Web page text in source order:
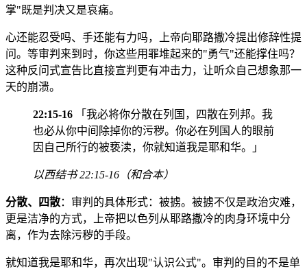
掌"既是判决又是哀痛。
心还能忍受吗、手还能有力吗，上帝向耶路撒冷提出修辞性提
问。等审判来到时，你这些用罪堆起来的"勇气"还能撑住吗？
这种反问式宣告比直接宣判更有冲击力，让听众自己想象那一
天的崩溃。
22:15-16 「我必将你分散在列国，四散在列邦。我
也必从你中间除掉你的污秽。你必在列国人的眼前
因自己所行的被亵渎，你就知道我是耶和华。」
以西结书 22:15-16（和合本）
分散、四散：审判的具体形式：被掳。被掳不仅是政治灾难，
更是洁净的方式，上帝把以色列从耶路撒冷的肉身环境中分
离，作为去除污秽的手段。
就知道我是耶和华，再次出现"认识公式"。审判的目的不是单